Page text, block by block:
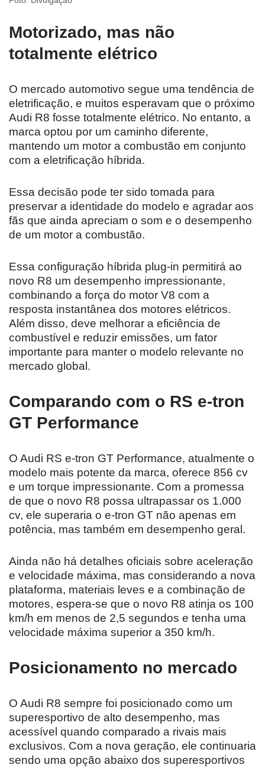
Motorizado, mas não
totalmente elétrico
O mercado automotivo segue uma tendência de
eletrificação, e muitos esperavam que o próximo
Audi R8 fosse totalmente elétrico. No entanto, a
marca optou por um caminho diferente,
mantendo um motor a combustão em conjunto
com a eletrificação híbrida.
Essa decisão pode ter sido tomada para
preservar a identidade do modelo e agradar aos
fãs que ainda apreciam o som e o desempenho
de um motor a combustão.
Essa configuração híbrida plug-in permitirá ao
novo R8 um desempenho impressionante,
combinando a força do motor V8 com a
resposta instantânea dos motores elétricos.
Além disso, deve melhorar a eficiência de
combustível e reduzir emissões, um fator
importante para manter o modelo relevante no
mercado global.
Comparando com o RS e-tron
GT Performance
O Audi RS e-tron GT Performance, atualmente o
modelo mais potente da marca, oferece 856 cv
e um torque impressionante. Com a promessa
de que o novo R8 possa ultrapassar os 1.000
cv, ele superaria o e-tron GT não apenas em
potência, mas também em desempenho geral.
Ainda não há detalhes oficiais sobre aceleração
e velocidade máxima, mas considerando a nova
plataforma, materiais leves e a combinação de
motores, espera-se que o novo R8 atinja os 100
km/h em menos de 2,5 segundos e tenha uma
velocidade máxima superior a 350 km/h.
Posicionamento no mercado
O Audi R8 sempre foi posicionado como um
superesportivo de alto desempenho, mas
acessível quando comparado a rivais mais
exclusivos. Com a nova geração, ele continuaria
sendo uma opção abaixo dos superesportivos